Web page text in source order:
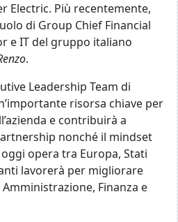
Electric. Più recentemente,
di Group Chief Financial
e IT del gruppo italiano
.
Leadership Team di
risorsa chiave per
e contribuirà a
nonché il mindset
opera tra Europa, Stati
lavorerà per migliorare
Finanza e